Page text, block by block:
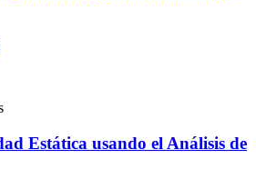
Estática usando el Análisis de